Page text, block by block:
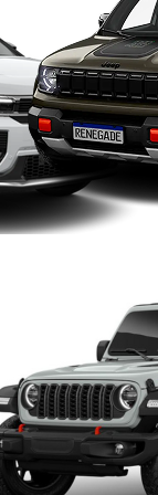
Caja AT6​
7 plazas